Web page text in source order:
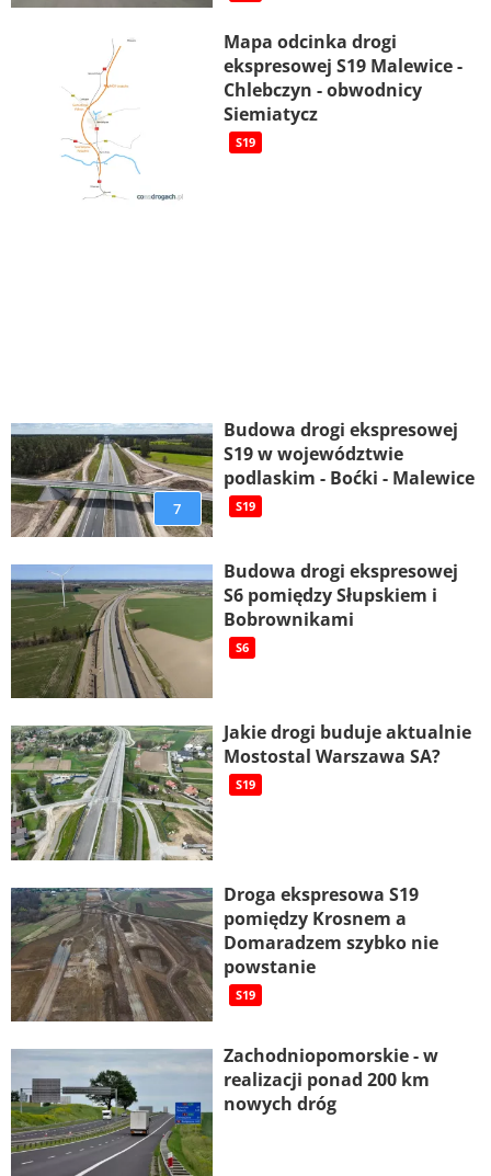
Mapa odcinka drogi
ekspresowej S19 Malewice -
Chlebczyn - obwodnicy
Siemiatycz
S19
7
Budowa drogi ekspresowej
S19 w województwie
podlaskim - Boćki - Malewice
S19
Budowa drogi ekspresowej
S6 pomiędzy Słupskiem i
Bobrownikami
S6
Jakie drogi buduje aktualnie
Mostostal Warszawa SA?
S19
Droga ekspresowa S19
pomiędzy Krosnem a
Domaradzem szybko nie
powstanie
S19
Zachodniopomorskie - w
realizacji ponad 200 km
nowych dróg